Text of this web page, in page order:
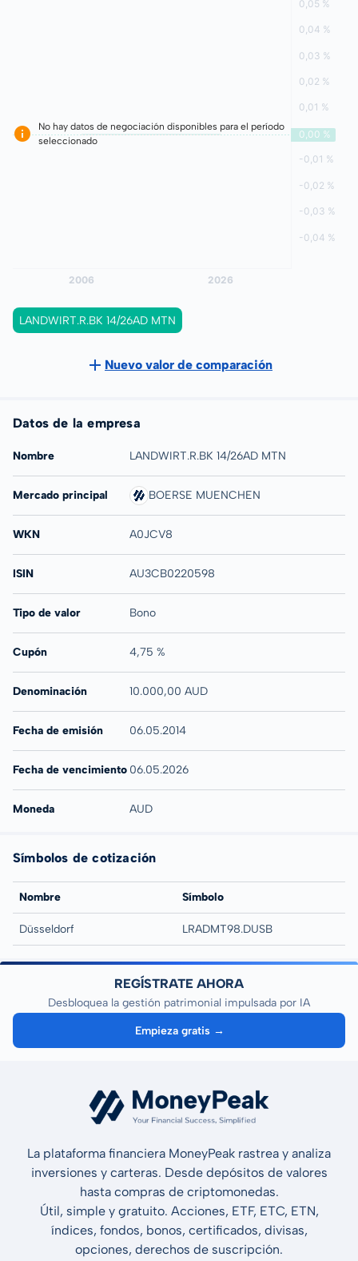
No hay datos de negociación disponibles para el período
seleccionado
LANDWIRT.R.BK 14/26AD MTN
Nuevo valor de comparación
Datos de la empresa
Nombre LANDWIRT.R.BK 14/26AD MTN
Mercado principal BOERSE MUENCHEN
WKN A0JCV8
ISIN AU3CB0220598
Tipo de valor Bono
Cupón 4,75 %
Denominación 10.000,00 AUD
Fecha de emisión 06.05.2014
Fecha de vencimiento 06.05.2026
Moneda AUD
Símbolos de cotización
Nombre Símbolo
Düsseldorf LRADMT98.DUSB
REGÍSTRATE AHORA
Desbloquea la gestión patrimonial impulsada por IA
Empieza gratis →
La plataforma financiera MoneyPeak rastrea y analiza
inversiones y carteras. Desde depósitos de valores
hasta compras de criptomonedas.
Útil, simple y gratuito. Acciones, ETF, ETC, ETN,
índices, fondos, bonos, certificados, divisas,
opciones, derechos de suscripción.